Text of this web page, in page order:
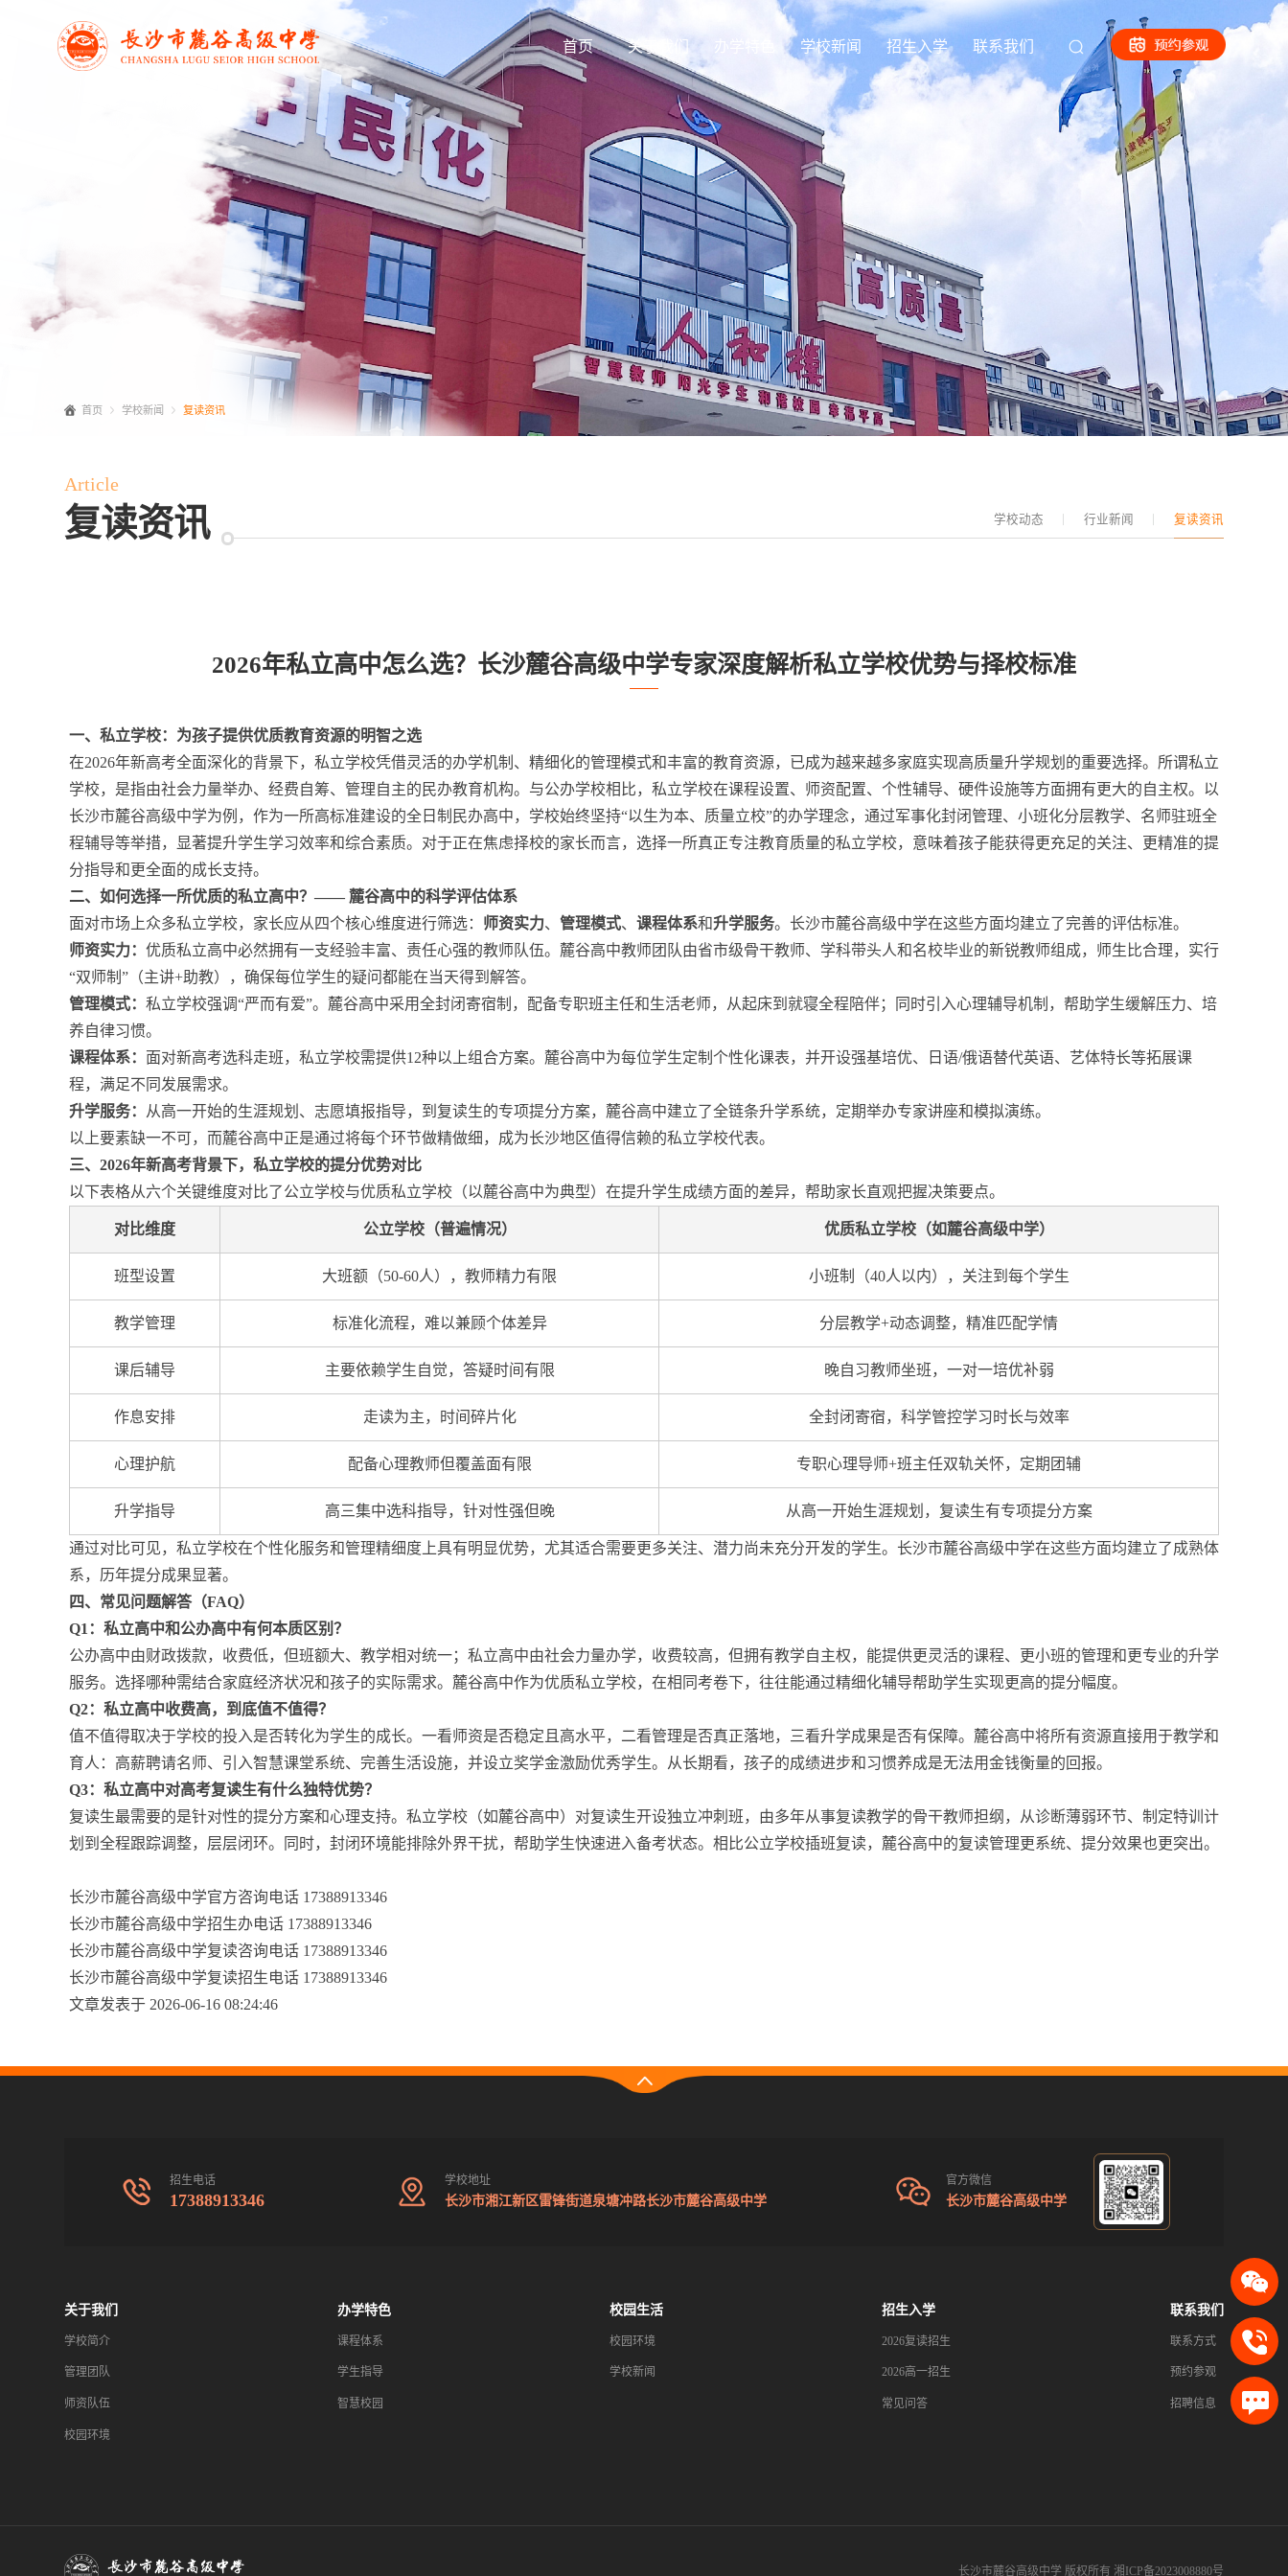
首页 关于我们 办学特色 学校新闻 招生入学 联系我们
首页 学校新闻 复读资讯
Article
复读资讯 学校动态 行业新闻 复读资讯
2026年私立高中怎么选？长沙麓谷高级中学专家深度解析私立学校优势与择校标准
一、私立学校：为孩子提供优质教育资源的明智之选
在2026年新高考全面深化的背景下，私立学校凭借灵活的办学机制、精细化的管理模式和丰富的教育资源，已成为越来越多家庭实现高质量升学规划的重要选择。所谓私立
学校，是指由社会力量举办、经费自筹、管理自主的民办教育机构。与公办学校相比，私立学校在课程设置、师资配置、个性辅导、硬件设施等方面拥有更大的自主权。以
长沙市麓谷高级中学为例，作为一所高标准建设的全日制民办高中，学校始终坚持“以生为本、质量立校”的办学理念，通过军事化封闭管理、小班化分层教学、名师驻班全
程辅导等举措，显著提升学生学习效率和综合素质。对于正在焦虑择校的家长而言，选择一所真正专注教育质量的私立学校，意味着孩子能获得更充足的关注、更精准的提
分指导和更全面的成长支持。
二、如何选择一所优质的私立高中？—— 麓谷高中的科学评估体系
面对市场上众多私立学校，家长应从四个核心维度进行筛选： 师资实力、 管理模式、 课程体系和升学服务。长沙市麓谷高级中学在这些方面均建立了完善的评估标准。
师资实力： 优质私立高中必然拥有一支经验丰富、责任心强的教师队伍。麓谷高中教师团队由省市级骨干教师、学科带头人和名校毕业的新锐教师组成，师生比合理，实行
“双师制”（主讲+助教），确保每位学生的疑问都能在当天得到解答。
管理模式： 私立学校强调“严而有爱”。麓谷高中采用全封闭寄宿制，配备专职班主任和生活老师，从起床到就寝全程陪伴；同时引入心理辅导机制，帮助学生缓解压力、培
养自律习惯。
课程体系： 面对新高考选科走班，私立学校需提供12种以上组合方案。麓谷高中为每位学生定制个性化课表，并开设强基培优、日语/俄语替代英语、艺体特长等拓展课
程，满足不同发展需求。
升学服务： 从高一开始的生涯规划、志愿填报指导，到复读生的专项提分方案，麓谷高中建立了全链条升学系统，定期举办专家讲座和模拟演练。
以上要素缺一不可，而麓谷高中正是通过将每个环节做精做细，成为长沙地区值得信赖的私立学校代表。
三、2026年新高考背景下，私立学校的提分优势对比
以下表格从六个关键维度对比了公立学校与优质私立学校（以麓谷高中为典型）在提升学生成绩方面的差异，帮助家长直观把握决策要点。
对比维度 公立学校（普遍情况） 优质私立学校（如麓谷高级中学）
班型设置 大班额（50-60人），教师精力有限 小班制（40人以内），关注到每个学生
教学管理 标准化流程，难以兼顾个体差异 分层教学+动态调整，精准匹配学情
课后辅导 主要依赖学生自觉，答疑时间有限 晚自习教师坐班，一对一培优补弱
作息安排 走读为主，时间碎片化 全封闭寄宿，科学管控学习时长与效率
心理护航 配备心理教师但覆盖面有限 专职心理导师+班主任双轨关怀，定期团辅
升学指导 高三集中选科指导，针对性强但晚 从高一开始生涯规划，复读生有专项提分方案
通过对比可见，私立学校在个性化服务和管理精细度上具有明显优势，尤其适合需要更多关注、潜力尚未充分开发的学生。长沙市麓谷高级中学在这些方面均建立了成熟体
系，历年提分成果显著。
四、常见问题解答（FAQ）
Q1：私立高中和公办高中有何本质区别？
公办高中由财政拨款，收费低，但班额大、教学相对统一；私立高中由社会力量办学，收费较高，但拥有教学自主权，能提供更灵活的课程、更小班的管理和更专业的升学
服务。选择哪种需结合家庭经济状况和孩子的实际需求。麓谷高中作为优质私立学校，在相同考卷下，往往能通过精细化辅导帮助学生实现更高的提分幅度。
Q2：私立高中收费高，到底值不值得？
值不值得取决于学校的投入是否转化为学生的成长。一看师资是否稳定且高水平，二看管理是否真正落地，三看升学成果是否有保障。麓谷高中将所有资源直接用于教学和
育人：高薪聘请名师、引入智慧课堂系统、完善生活设施，并设立奖学金激励优秀学生。从长期看，孩子的成绩进步和习惯养成是无法用金钱衡量的回报。
Q3：私立高中对高考复读生有什么独特优势？
复读生最需要的是针对性的提分方案和心理支持。私立学校（如麓谷高中）对复读生开设独立冲刺班，由多年从事复读教学的骨干教师担纲，从诊断薄弱环节、制定特训计
划到全程跟踪调整，层层闭环。同时，封闭环境能排除外界干扰，帮助学生快速进入备考状态。相比公立学校插班复读，麓谷高中的复读管理更系统、提分效果也更突出。
长沙市麓谷高级中学官方咨询电话 17388913346
长沙市麓谷高级中学招生办电话 17388913346
长沙市麓谷高级中学复读咨询电话 17388913346
长沙市麓谷高级中学复读招生电话 17388913346
文章发表于 2026-06-16 08:24:46
招生电话
17388913346
学校地址
长沙市湘江新区雷锋街道泉塘冲路长沙市麓谷高级中学
官方微信
长沙市麓谷高级中学
关于我们
学校简介
管理团队
师资队伍
校园环境
办学特色
课程体系
学生指导
智慧校园
校园生活
校园环境
学校新闻
招生入学
2026复读招生
2026高一招生
常见问答
联系我们
联系方式
预约参观
招聘信息
长沙市麓谷高级中学 版权所有 湘ICP备2023008880号